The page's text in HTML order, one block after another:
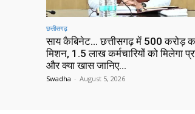
छत्तीसगढ़
साय कैबिनेट… छत्तीसगढ़ में 500 करोड़
मिशन, 1.5 लाख कर्मचारियों को मिलेगा
और क्या खास जानिए…
Swadha - August 5, 2026